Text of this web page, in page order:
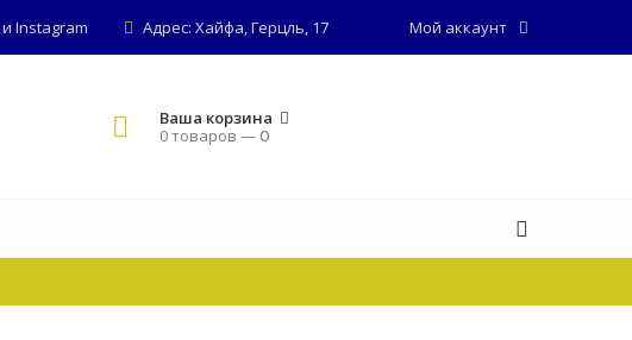
Мой аккаунт
и Instagram Адрес: Хайфа, Герцль, 17
Ваша корзина
0 товаров —0